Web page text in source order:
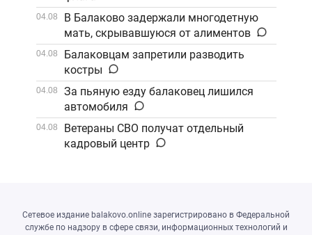
04.08
В Балаково задержали многодетную
мать, скрывавшуюся от алиментов
04.08
Балаковцам запретили разводить
костры
04.08
За пьяную езду балаковец лишился
автомобиля
04.08
Ветераны СВО получат отдельный
кадровый центр
Сетевое издание balakovo.online зарегистрировано в Федеральной
службе по надзору в сфере связи, информационных технологий и